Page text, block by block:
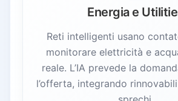
Energia e
Reti intelligenti usano
monitorare elettricità e
reale. L’IA prevede la
l’offerta, integrando